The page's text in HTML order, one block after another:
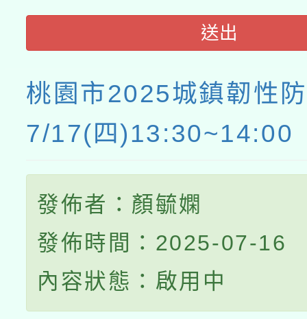
送出
桃園市2025城鎮韌性
7/17(四)13:30~14:00
發佈者：顏毓嫻
發佈時間：2025-07-16
內容狀態：啟用中